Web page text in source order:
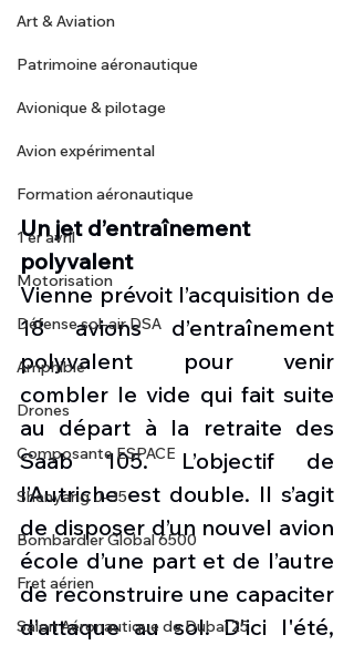
Art & Aviation
Patrimoine aéronautique
Avionique & pilotage
Avion expérimental
Formation aéronautique
1 er avril
Motorisation
Défense sol-air DSA
Amphibie
Drones
Composante ESPACE
Shenyang J-35
Bombardier Global 6500
Fret aérien
Salon Aéronautique de Dubaï 25
Un jet d’entraînement
polyvalent
Vienne prévoit l’acquisition de
18 avions d’entraînement
polyvalent pour venir
combler le vide qui fait suite
au départ à la retraite des
Saab 105. L’objectif de
l’Autriche est double. Il s’agit
de disposer d’un nouvel avion
école d’une part et de l’autre
de reconstruire une capaciter
d’attaque au sol. D'ici l'été,